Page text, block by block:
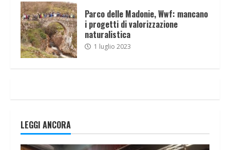
Parco delle Madonie, Wwf: mancano
i progetti di valorizzazione
naturalistica
1 luglio 2023
LEGGI ANCORA